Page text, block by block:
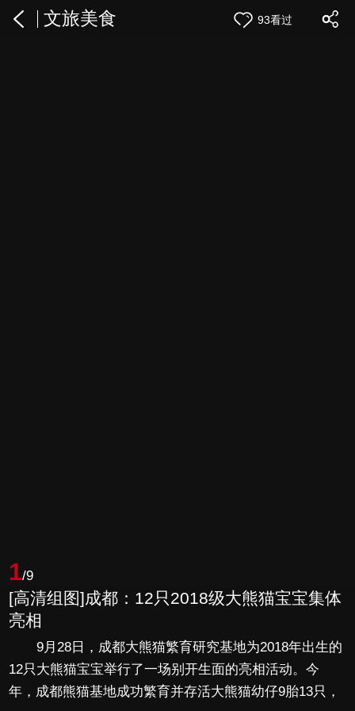
文旅美食 93看过
1/9
[高清组图]成都：12只2018级大熊猫宝宝集体
亮相
9月28日，成都大熊猫繁育研究基地为2018年出生的
12只大熊猫宝宝举行了一场别开生面的亮相活动。今
年，成都熊猫基地成功繁育并存活大熊猫幼仔9胎13只，